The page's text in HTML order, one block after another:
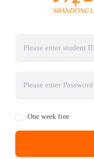
One week free